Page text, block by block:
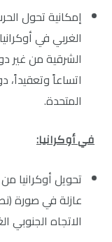
إمكانية تحول
الغربي في
الشرقية من غير
اتساعاً وتعقيداً،
المتحدة.
في أوكرانيا:
تحويل أوكرانيا
عازلة في صورة
الاتجاه الجنوبي